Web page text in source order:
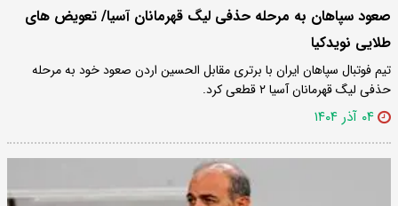
صعود سپاهان به مرحله حذفی لیگ قهرمانان آسیا/ تعویض های
طلایی نویدکیا
تیم فوتبال سپاهان ایران با برتری مقابل الحسین اردن صعود خود به مرحله
حذفی لیگ قهرمانان آسیا ۲ قطعی کرد.
۰۴ آذر ۱۴۰۴